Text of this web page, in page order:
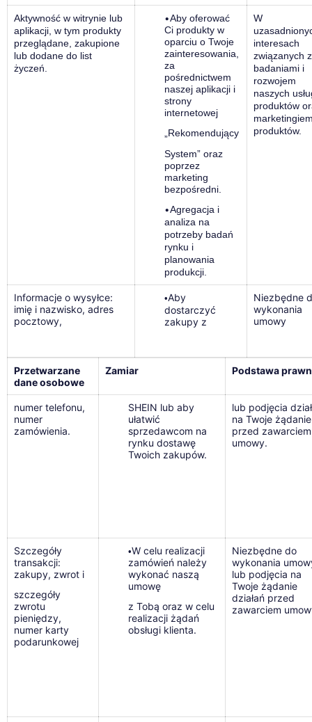
Aktywność w witrynie lub
aplikacji, w tym produkty
przeglądane, zakupione
lub dodane do list
życzeń.
•Aby oferować
Ci produkty w
oparciu o Twoje
zainteresowania,
za
pośrednictwem
naszej aplikacji i
strony
internetowej
„Rekomendujący
System” oraz
poprzez
marketing
bezpośredni.
•Agregacja i
analiza na
potrzeby badań
rynku i
planowania
produkcji.
W
interesach
związanych z
badaniami i
rozwojem
naszych
produktów
produktów.
Informacje o wysyłce:
imię i nazwisko, adres
pocztowy,
•Aby
dostarczyć
zakupy z
Niezbędne
wykonania
umowy
Przetwarzane
dane osobowe
Zamiar Podstawa
numer telefonu,
numer
zamówienia.
SHEIN lub aby
ułatwić
sprzedawcom na
rynku dostawę
Twoich zakupów.
lub podjęcia
na Twoje żądanie
przed zawarciem
umowy.
Szczegóły
transakcji:
zakupy, zwrot i
szczegóły
zwrotu
pieniędzy,
numer karty
podarunkowej
•W celu realizacji
zamówień należy
wykonać naszą
umowę
z Tobą oraz w celu
realizacji żądań
obsługi klienta.
Niezbędne do
wykonania
lub podjęcia na
Twoje żądanie
działań przed
zawarciem